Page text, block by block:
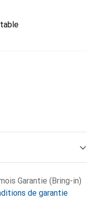
Garantie (Bring-in)
de garantie